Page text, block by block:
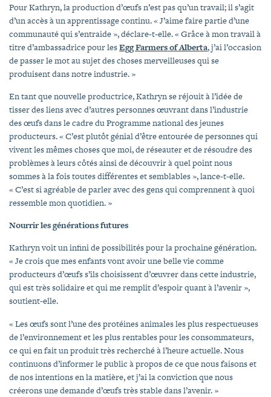
Pour Kathryn, la production d’œufs n’est pas qu’un travail; il s’agit
d’un accès à un apprentissage continu. « J’aime faire partie d’une
communauté qui s’entraide », déclare-t-elle. « Grâce à mon travail à
titre d’ambassadrice pour lesEgg Farmers of Alberta, j’ai l’occasion
de passer le mot au sujet des choses merveilleuses qui se
produisent dans notre industrie. »
En tant que nouvelle productrice, Kathryn se réjouit à l’idée de
tisser des liens avec d’autres personnes œuvrant dans l’industrie
des œufs dans le cadre du Programme national des jeunes
producteurs. « C’est plutôt génial d’être entourée de personnes qui
vivent les mêmes choses que moi, de réseauter et de résoudre des
problèmes à leurs côtés ainsi de découvrir à quel point nous
sommes à la fois toutes différentes et semblables », lance-t-elle.
« C’est si agréable de parler avec des gens qui comprennent à quoi
ressemble mon quotidien. »
Nourrir les générations futures
Kathryn voit un infini de possibilités pour la prochaine génération.
« Je crois que mes enfants vont avoir une belle vie comme
producteurs d’œufs s’ils choisissent d’œuvrer dans cette industrie,
qui est très solidaire et qui me remplit d’espoir quant à l’avenir »,
soutient-elle.
« Les œufs sont l’une des protéines animales les plus respectueuses
de l’environnement et les plus rentables pour les consommateurs,
ce qui en fait un produit très recherché à l’heure actuelle. Nous
continuons d’informer le public à propos de ce que nous faisons et
de nos intentions en la matière, et j’ai la conviction que nous
créerons une demande d’œufs très stable dans l’avenir. »